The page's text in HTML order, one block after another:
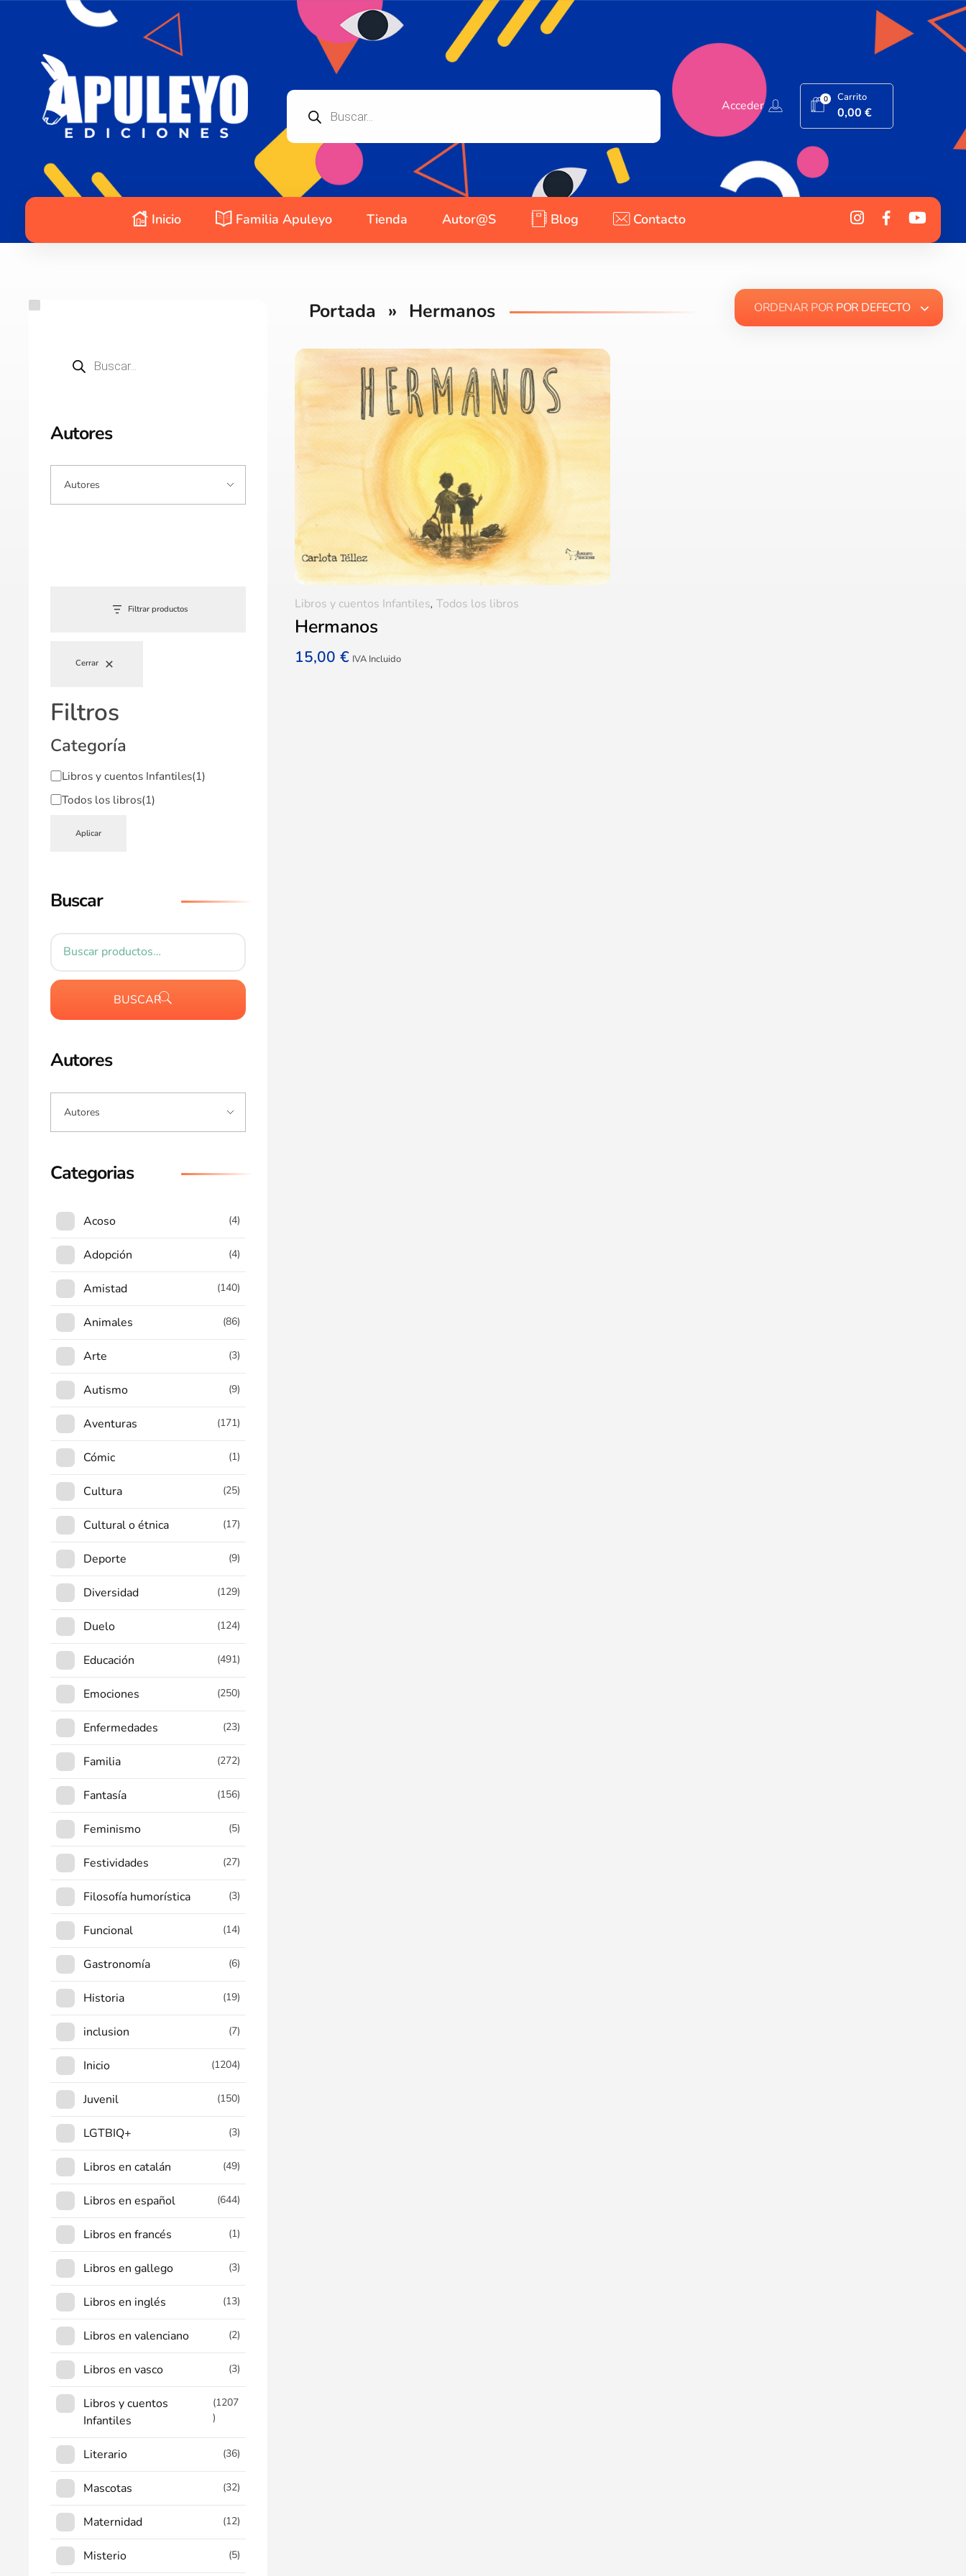
Acceder 0 Carrito
0,00€
Inicio Familia Apuleyo Tienda Autor@s Blog Contacto
Portada » Hermanos ORDENAR POR POR DEFECTO
Hermanos
15,00€ IVA Incluido
Libros y cuentos Infantiles,Todos los libros
Autores
Filtrar productos
Cerrar
Filtros
Categoría
Libros y cuentos Infantiles(1)
Todos los libros(1)
Aplicar
Buscar
BUSCAR
Autores
Categorias
Acoso (4)
Adopción (4)
Amistad (140)
Animales (86)
Arte (3)
Autismo (9)
Aventuras (171)
Cómic (1)
Cultura (25)
Cultural o étnica (17)
Deporte (9)
Diversidad (129)
Duelo (124)
Educación (491)
Emociones (250)
Enfermedades (23)
Familia (272)
Fantasía (156)
Feminismo (5)
Festividades (27)
Filosofía humorística (3)
Funcional (14)
Gastronomía (6)
Historia (19)
inclusion (7)
Inicio (1204)
Juvenil (150)
LGTBIQ+ (3)
Libros en catalán (49)
Libros en español (644)
Libros en francés (1)
Libros en gallego (3)
Libros en inglés (13)
Libros en valenciano (2)
Libros en vasco (3)
Libros y cuentos
Infantiles
(1207
)
Literario (36)
Mascotas (32)
Maternidad (12)
Misterio (5)